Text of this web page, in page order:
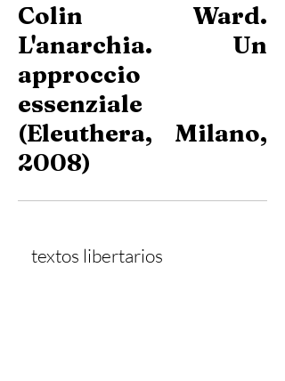
Colin Ward.
L'anarchia. Un
approccio
essenziale
(Eleuthera, Milano,
2008)
textos libertarios